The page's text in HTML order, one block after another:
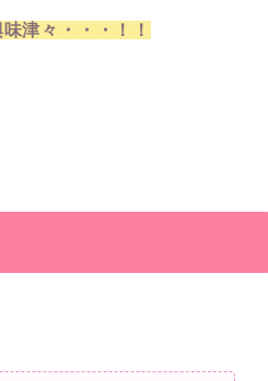
津々・・・！！